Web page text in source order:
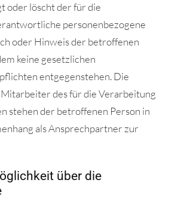
oder löscht der für die
personenbezogene
oder Hinweis der betroffenen
keine gesetzlichen
entgegenstehen. Die
des für die Verarbeitung
stehen der betroffenen Person in
als Ansprechpartner zur
über die